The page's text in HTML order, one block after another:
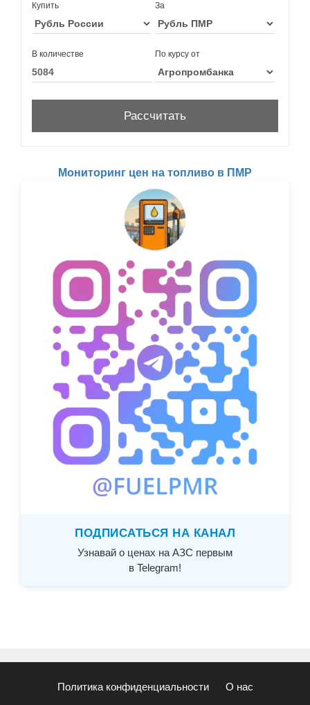
Купить За
В количестве По курсу от
Мониторинг цен на топливо в ПМР
ПОДПИСАТЬСЯ НА КАНАЛ
Узнавай о ценах на АЗС первым
в Telegram!
Политика конфиденциальности О нас